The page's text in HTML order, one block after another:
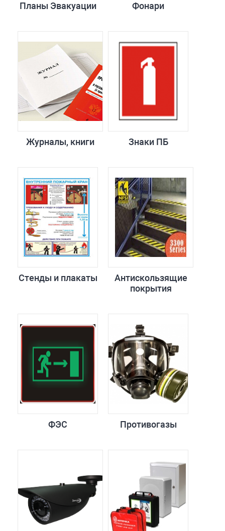
Планы Эвакуации Фонари
Журналы, книги Знаки ПБ
Стенды и плакаты
Антискользящие
покрытия
ФЭС Противогазы